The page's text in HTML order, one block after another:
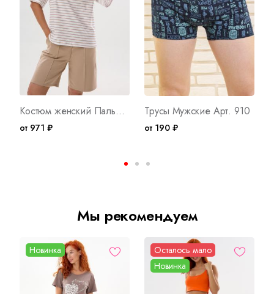
Костюм женский Пальмира К Арт. 10406
от 971 ₽
Трусы Мужские Арт. 910
от 190 ₽
Мы рекомендуем
Новинка
Осталось мало
Новинка